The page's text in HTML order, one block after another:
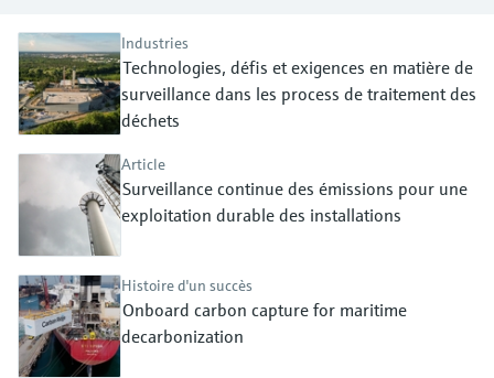
Device Viewer
Trouver des informations et de la
documentation spécifiques à un produit
Recherche de pièces détachées
Trouvez la bonne pièce de rechange en
tapant la racine/le code du produit et
accédez aux données spécifiques, vues
pour un remplacement/réparation rapide.
Mesure du niveau par barrière à
micro-ondes
Mesure du niveau par la pression
Voir tous
Photomètres de process
Mesure par transmission de micro-
Technologie Memosens
Voir tous
décisionnels
Industries
Technologies, défis et exigences en matière de
surveillance dans les process de traitement des
déchets
Article
Surveillance continue des émissions pour une
exploitation durable des installations
Histoire d'un succès
Onboard carbon capture for maritime
decarbonization